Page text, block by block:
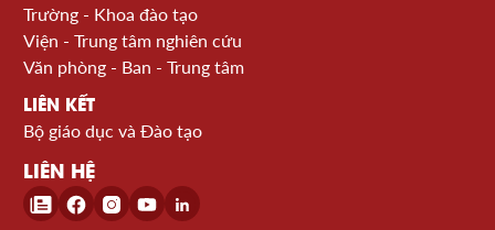
Trường - Khoa đào tạo
Viện - Trung tâm nghiên cứu
Văn phòng - Ban - Trung tâm
LIÊN KẾT
Bộ giáo dục và Đào tạo
LIÊN HỆ